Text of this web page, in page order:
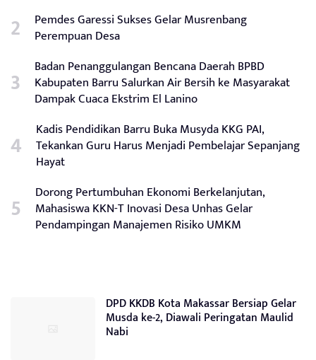
Pemdes Garessi Sukses Gelar Musrenbang
Perempuan Desa
Badan Penanggulangan Bencana Daerah BPBD
Kabupaten Barru Salurkan Air Bersih ke Masyarakat
Dampak Cuaca Ekstrim El Lanino
Kadis Pendidikan Barru Buka Musyda KKG PAI,
Tekankan Guru Harus Menjadi Pembelajar Sepanjang
Hayat
Dorong Pertumbuhan Ekonomi Berkelanjutan,
Mahasiswa KKN-T Inovasi Desa Unhas Gelar
Pendampingan Manajemen Risiko UMKM
DPD KKDB Kota Makassar Bersiap Gelar
Musda ke-2, Diawali Peringatan Maulid
Nabi